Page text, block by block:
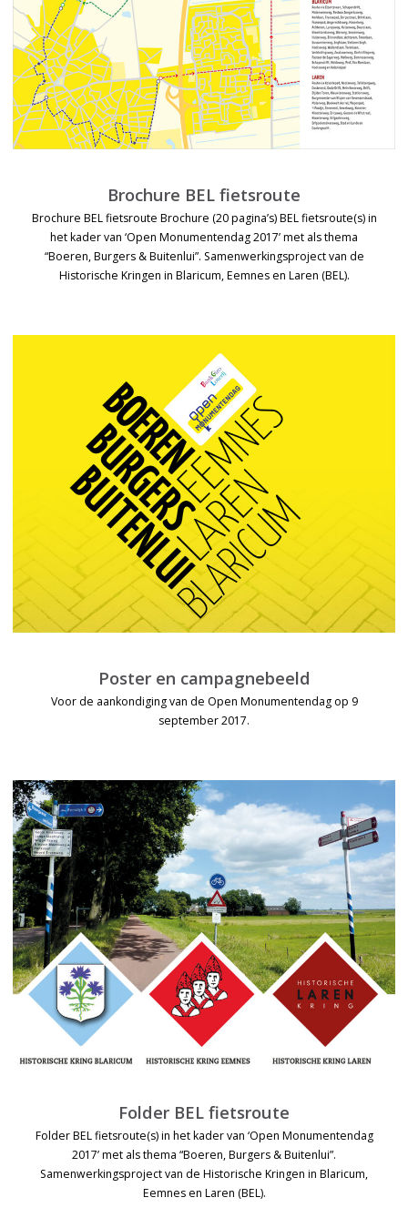
Brochure BEL fietsroute
Brochure BEL fietsroute Brochure (20 pagina’s) BEL fietsroute(s) in
het kader van ‘Open Monumentendag 2017’ met als thema
“Boeren, Burgers & Buitenlui”. Samenwerkingsproject van de
Historische Kringen in Blaricum, Eemnes en Laren (BEL).
Poster en campagnebeeld
Voor de aankondiging van de Open Monumentendag op 9
september 2017.
Folder BEL fietsroute
Folder BEL fietsroute(s) in het kader van ‘Open Monumentendag
2017’ met als thema “Boeren, Burgers & Buitenlui”.
Samenwerkingsproject van de Historische Kringen in Blaricum,
Eemnes en Laren (BEL).